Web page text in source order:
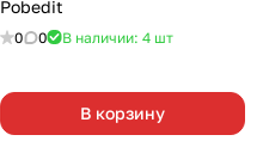
Pobedit
0 0 В наличии: 4 шт
В корзину